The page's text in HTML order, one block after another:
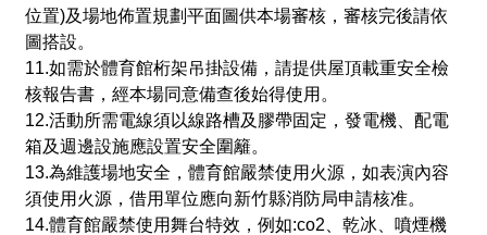
位置)及場地佈置規劃平面圖供本場審核，審核完後請依
圖搭設。
11.如需於體育館桁架吊掛設備，請提供屋頂載重安全檢
核報告書，經本場同意備查後始得使用。
12.活動所需電線須以線路槽及膠帶固定，發電機、配電
箱及週邊設施應設置安全圍籬。
13.為維護場地安全，體育館嚴禁使用火源，如表演內容
須使用火源，借用單位應向新竹縣消防局申請核准。
14.體育館嚴禁使用舞台特效，例如:co2、乾冰、噴煙機